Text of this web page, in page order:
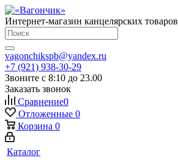
Интернет-магазин канцелярских товаров
vagonchikspb@yandex.ru
+7 (921) 938-30-29
Звоните с 8:10 до 23.00
Заказать звонок
Сравнение0
Отложенные 0
Корзина 0
Каталог